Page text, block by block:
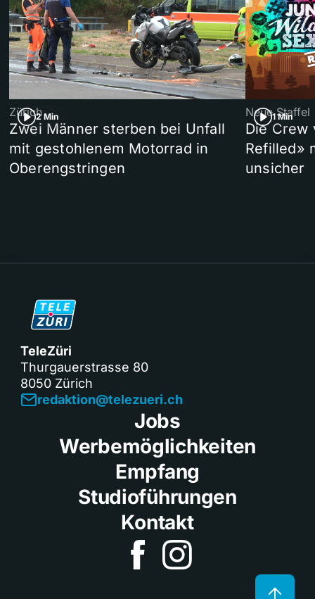
2 Min
Zürich
Zwei Männer sterben bei Unfall
mit gestohlenem Motorrad in
Oberengstringen
1 Min
Neue Staffel
Die Crew
Refilled»
unsicher
TeleZüri
Thurgauerstrasse 80
8050 Zürich
redaktion@telezueri.ch
Jobs
Werbemöglichkeiten
Empfang
Studioführungen
Kontakt